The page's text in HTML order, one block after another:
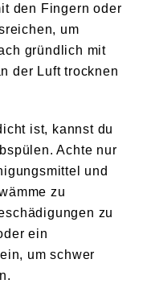
den Fingern oder
um
gründlich mit
der Luft trocknen
ist, kannst du
Achte nur
und
zu
zu
ein
um schwer